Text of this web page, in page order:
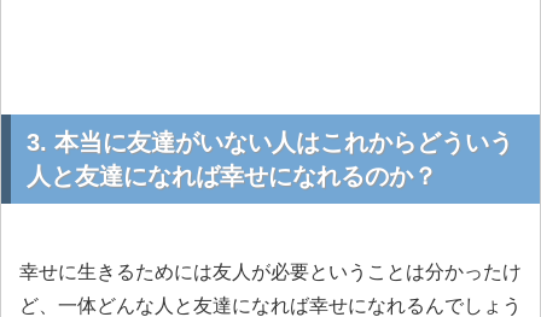
3. 本当に友達がいない人はこれからどういう
人と友達になれば幸せになれるのか？
幸せに生きるためには友人が必要ということは分かったけ
ど、一体どんな人と友達になれば幸せになれるんでしょう